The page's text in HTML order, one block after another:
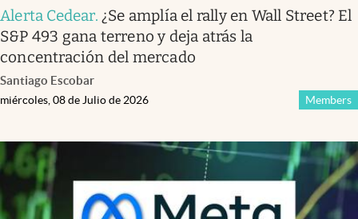
Alerta Cedear. ¿Se amplía el rally en Wall Street? El
S&P 493 gana terreno y deja atrás la
concentración del mercado
Santiago Escobar
Members
miércoles, 08 de Julio de 2026